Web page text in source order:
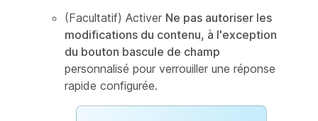
(Facultatif) Activer Ne pas autoriser les
modifications du contenu, à l'exception
du bouton bascule de champ
personnalisé pour verrouiller une réponse
rapide configurée.